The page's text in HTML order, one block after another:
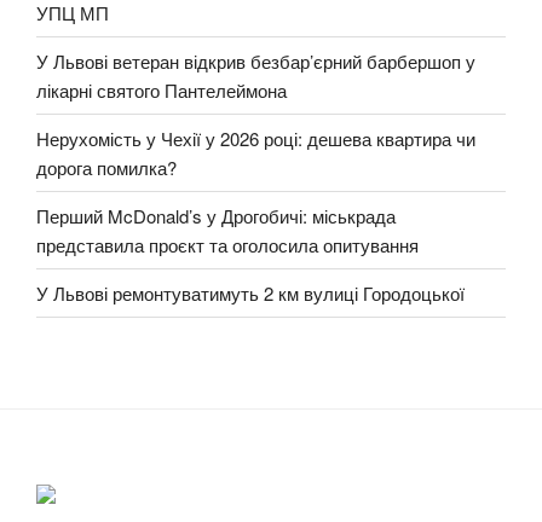
УПЦ МП
У Львові ветеран відкрив безбар’єрний барбершоп у
лікарні святого Пантелеймона
Нерухомість у Чехії у 2026 році: дешева квартира чи
дорога помилка?
Перший McDonald’s у Дрогобичі: міськрада
представила проєкт та оголосила опитування
У Львові ремонтуватимуть 2 км вулиці Городоцької